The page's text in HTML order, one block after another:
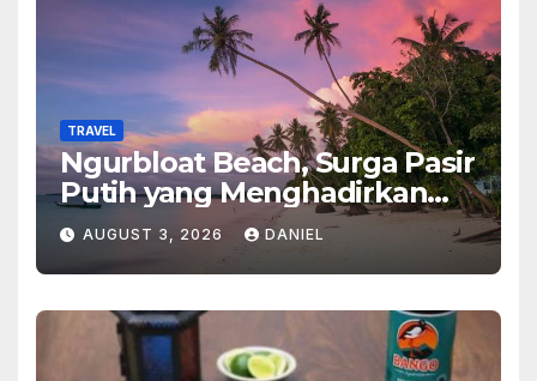
TRAVEL
Ngurbloat Beach, Surga Pasir
Putih yang Menghadirkan
Ketenangan dan Pesona
Alam Tak Terlupakan
AUGUST 3, 2026 DANIEL